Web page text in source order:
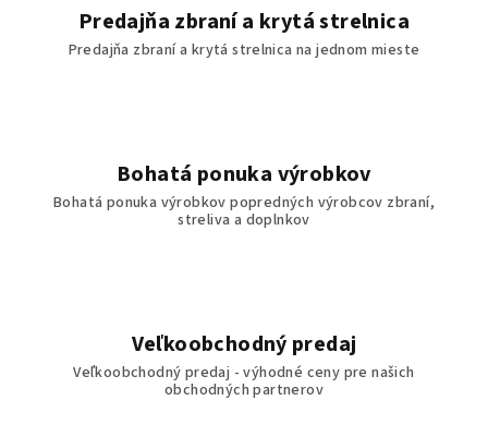
Predajňa zbraní a krytá strelnica
Predajňa zbraní a krytá strelnica na jednom mieste
Bohatá ponuka výrobkov
Bohatá ponuka výrobkov popredných výrobcov zbraní,
streliva a doplnkov
Veľkoobchodný predaj
Veľkoobchodný predaj - výhodné ceny pre našich
obchodných partnerov